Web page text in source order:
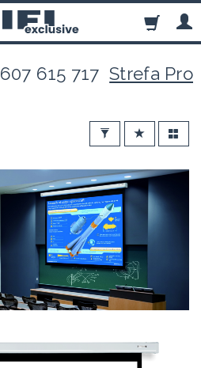
607 615 717Strefa Pro